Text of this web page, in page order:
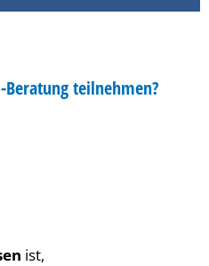
teilnehmen?
ist,